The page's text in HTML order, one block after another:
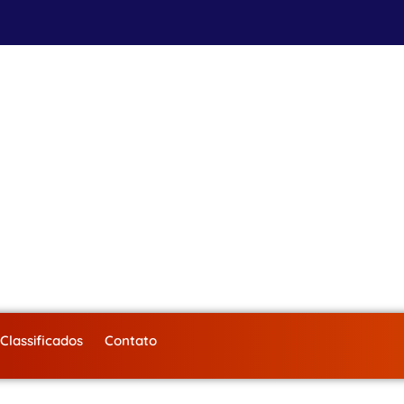
Classificados Contato